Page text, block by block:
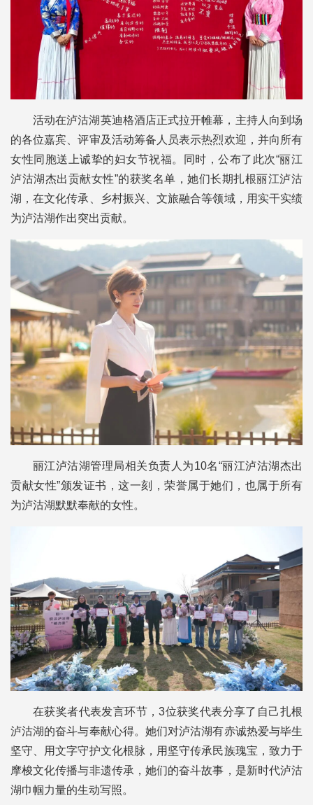
活动在泸沽湖英迪格酒店正式拉开帷幕，主持人向到场
的各位嘉宾、评审及活动筹备人员表示热烈欢迎，并向所有
女性同胞送上诚挚的妇女节祝福。同时，公布了此次“丽江
泸沽湖杰出贡献女性”的获奖名单，她们长期扎根丽江泸沽
湖，在文化传承、乡村振兴、文旅融合等领域，用实干实绩
为泸沽湖作出突出贡献。
丽江泸沽湖管理局相关负责人为10名“丽江泸沽湖杰出
贡献女性”颁发证书，这一刻，荣誉属于她们，也属于所有
为泸沽湖默默奉献的女性。
在获奖者代表发言环节，3位获奖代表分享了自己扎根
泸沽湖的奋斗与奉献心得。她们对泸沽湖有赤诚热爱与毕生
坚守、用文字守护文化根脉，用坚守传承民族瑰宝，致力于
摩梭文化传播与非遗传承，她们的奋斗故事，是新时代泸沽
湖巾帼力量的生动写照。